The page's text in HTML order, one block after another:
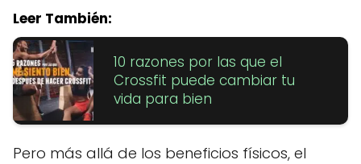
Leer También:
10 razones por las que el
Crossfit puede cambiar tu
vida para bien
Pero más allá de los beneficios físicos, el